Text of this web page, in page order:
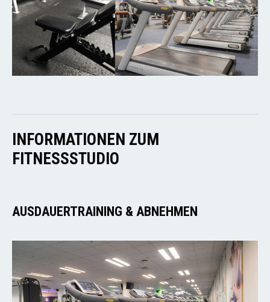
INFORMATIONEN ZUM
FITNESSSTUDIO
AUSDAUERTRAINING & ABNEHMEN